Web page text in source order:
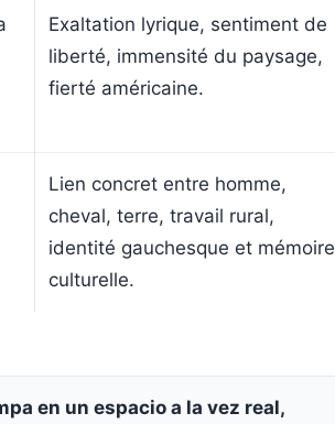
Exaltation lyrique, sentiment de
liberté, immensité du paysage,
fierté américaine.
Lien concret entre homme,
cheval, terre, travail rural,
identité gauchesque et mémoire
culturelle.
en un espacio a la vez real,